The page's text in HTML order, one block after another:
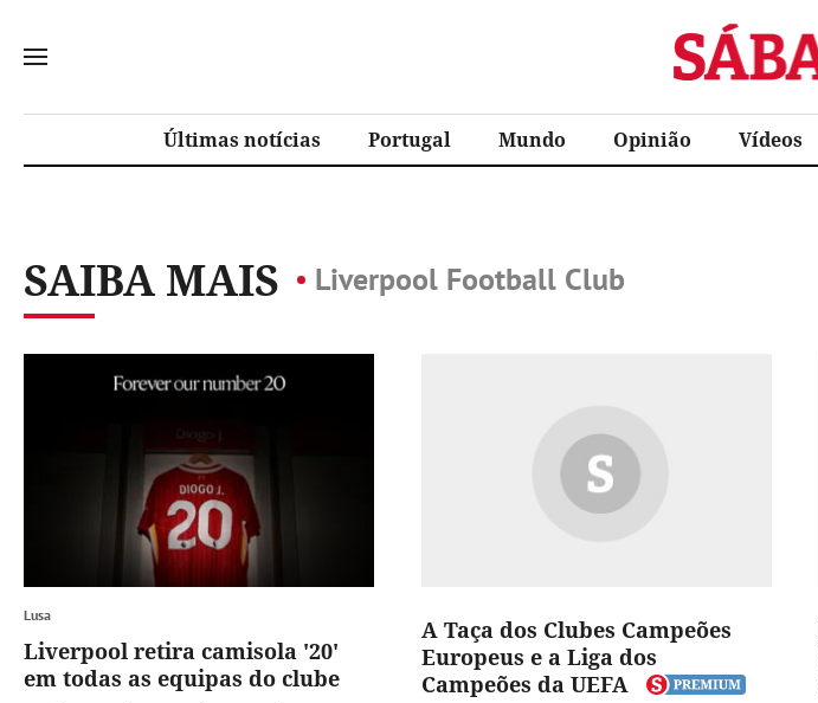
Sábado
Últimas notícias Portugal Mundo Opinião Vídeos
SAIBA MAIS Liverpool Football Club
Lusa
Liverpool retira camisola '20'
em todas as equipas do clube
A Taça dos Clubes Campeões
Europeus e a Liga dos
Campeões da UEFA